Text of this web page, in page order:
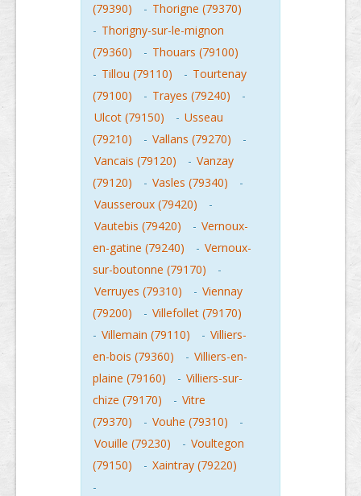
(79390)
- Thorigne (79370)
- Thorigny-sur-le-mignon
(79360)
- Thouars (79100)
- Tillou (79110) - Tourtenay
(79100)
- Trayes (79240)
-
Ulcot (79150)
- Usseau
(79210)
- Vallans (79270)
-
Vancais (79120)
- Vanzay
(79120)
- Vasles (79340)
-
Vausseroux (79420)
-
Vautebis (79420)
- Vernoux-
en-gatine (79240)
- Vernoux-
sur-boutonne (79170)
-
Verruyes (79310)
- Viennay
(79200)
- Villefollet (79170)
- Villemain (79110) - Villiers-
en-bois (79360)
- Villiers-en-
plaine (79160)
- Villiers-sur-
chize (79170)
- Vitre
(79370)
- Vouhe (79310)
-
Vouille (79230)
- Voultegon
(79150)
- Xaintray (79220)
-